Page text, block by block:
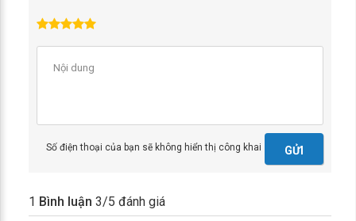
Số điện thoại của bạn sẽ không hiển thị công khai GỬI
1 Bình luận 3/5 đánh giá